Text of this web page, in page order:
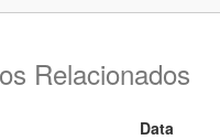
Relacionados
Data